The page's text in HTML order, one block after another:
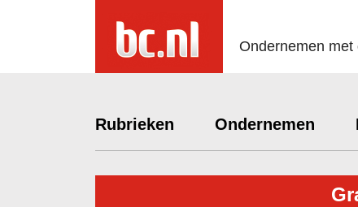
Ondernemen met
Rubrieken Ondernemen